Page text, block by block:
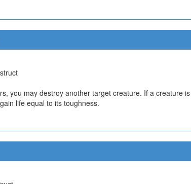
you may destroy another target creature. If a creature is
life equal to its toughness.